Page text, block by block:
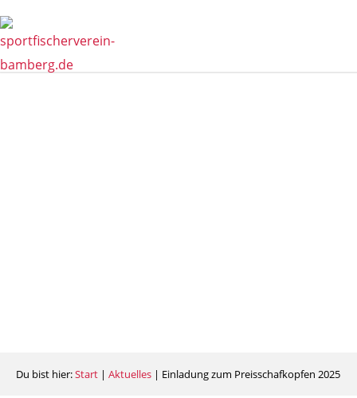
Du bist hier:Start | Aktuelles | Einladung zum Preisschafkopfen 2025